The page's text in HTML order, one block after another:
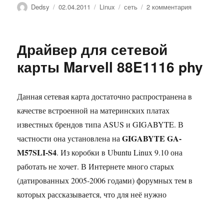
Автор
Dedsy Опубликовано
02.04.2011 Рубрики
Linux Метки
сеть 2 комментария
Драйвер для сетевой
карты Marvell 88E1116 phy
Данная сетевая карта достаточно распространена в
качестве встроенной на материнских платах
известных брендов типа ASUS и GIGABYTE. В
частности она установлена наGIGABYTE GA-
M57SLI-S4. Из коробки в Ubuntu Linux 9.10 она
работать не хочет. В Интернете много старых
(датированных 2005-2006 годами) форумных тем в
которых рассказывается, что для неё нужно